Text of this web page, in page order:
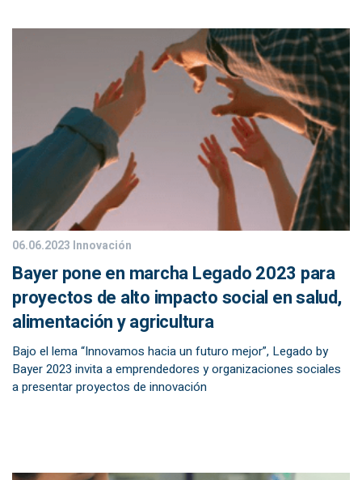
06.06.2023 Innovación
Bayer pone en marcha Legado 2023 para
proyectos de alto impacto social en salud,
alimentación y agricultura
Bajo el lema “Innovamos hacia un futuro mejor”, Legado by
Bayer 2023 invita a emprendedores y organizaciones sociales
a presentar proyectos de innovación